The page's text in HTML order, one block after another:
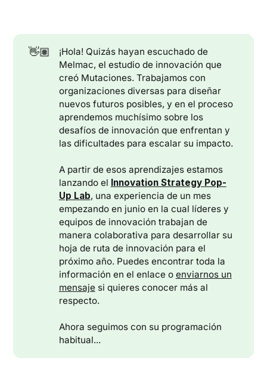
👋🏽
¡Hola! Quizás hayan escuchado de
Melmac, el estudio de innovación que
creó Mutaciones. Trabajamos con
organizaciones diversas para diseñar
nuevos futuros posibles, y en el proceso
aprendemos muchísimo sobre los
desafíos de innovación que enfrentan y
las dificultades para escalar su impacto.
A partir de esos aprendizajes estamos
lanzando el Innovation Strategy Pop-
Up Lab, una experiencia de un mes
empezando en junio en la cual líderes y
equipos de innovación trabajan de
manera colaborativa para desarrollar su
hoja de ruta de innovación para el
próximo año. Puedes encontrar toda la
información en el enlace o enviarnos un
mensaje si quieres conocer más al
respecto.
Ahora seguimos con su programación
habitual...